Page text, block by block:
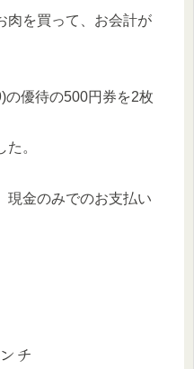
肉を買って、お会計が
の優待の500円券を2枚
。
現金のみでのお支払い
チ